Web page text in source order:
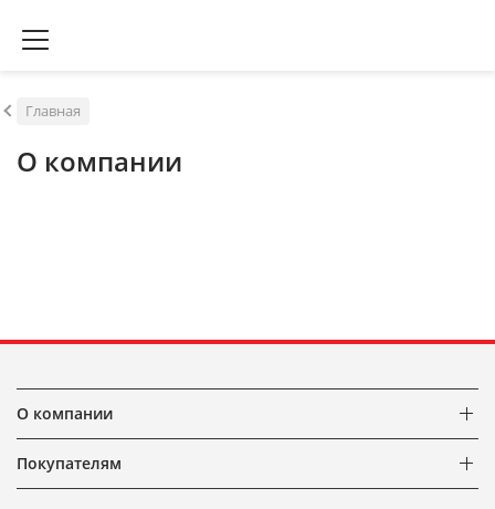
Главная
О компании
О компании
Покупателям